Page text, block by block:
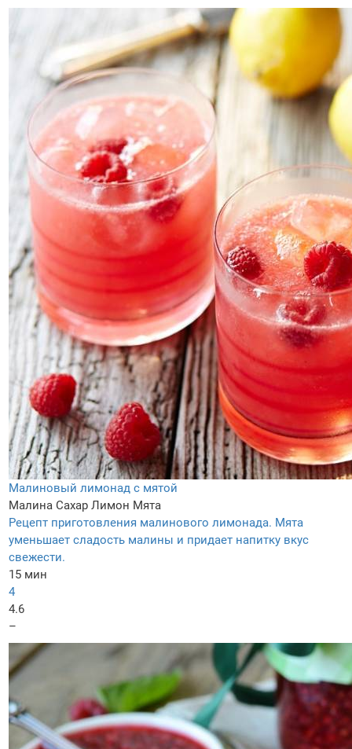
Малиновый лимонад с мятой
Малина Сахар Лимон Мята
Рецепт приготовления малинового лимонада. Мята
уменьшает сладость малины и придает напитку вкус
свежести.
15 мин
4
4.6
–